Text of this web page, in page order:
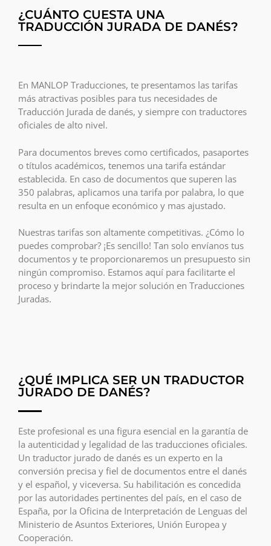
¿CUÁNTO CUESTA UNA
TRADUCCIÓN JURADA DE DANÉS?
En MANLOP Traducciones, te presentamos las tarifas
más atractivas posibles para tus necesidades de
Traducción Jurada de danés, y siempre con traductores
oficiales de alto nivel.
Para documentos breves como certificados, pasaportes
o títulos académicos, tenemos una tarifa estándar
establecida. En caso de documentos que superen las
350 palabras, aplicamos una tarifa por palabra, lo que
resulta en un enfoque económico y mas ajustado.
Nuestras tarifas son altamente competitivas. ¿Cómo lo
puedes comprobar? ¡Es sencillo! Tan solo envíanos tus
documentos y te proporcionaremos un presupuesto sin
ningún compromiso. Estamos aquí para facilitarte el
proceso y brindarte la mejor solución en Traducciones
Juradas.
¿QUÉ IMPLICA SER UN TRADUCTOR
JURADO DE DANÉS?
Este profesional es una figura esencial en la garantía de
la autenticidad y legalidad de las traducciones oficiales.
Un traductor jurado de danés es un experto en la
conversión precisa y fiel de documentos entre el danés
y el español, y viceversa. Su habilitación es concedida
por las autoridades pertinentes del país, en el caso de
España, por la Oficina de Interpretación de Lenguas del
Ministerio de Asuntos Exteriores, Unión Europea y
Cooperación.